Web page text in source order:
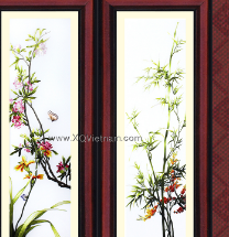
II L